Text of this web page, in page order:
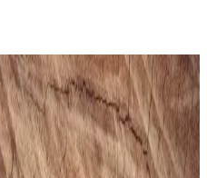
Konfor ve Şıklık Sunan
ve dayanıklı malzemeleriyle
tasarımıyla farklı tarzlara